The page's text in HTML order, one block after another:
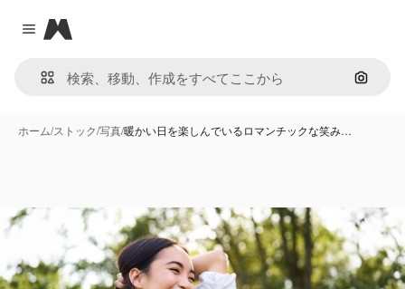
Close menu
Magnific
画像で
ホーム/ストック/写真/暖かい日を楽しんでいるロマンチックな笑み…